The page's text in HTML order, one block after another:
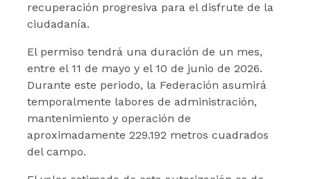
recuperación progresiva para el disfrute de la
ciudadanía.
El permiso tendrá una duración de un mes,
entre el 11 de mayo y el 10 de junio de 2026.
Durante este periodo, la Federación asumirá
temporalmente labores de administración,
mantenimiento y operación de
aproximadamente 229.192 metros cuadrados
del campo.